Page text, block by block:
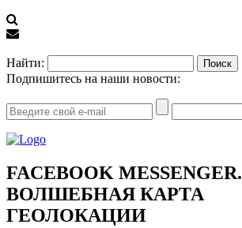
Найти:
Подпишитесь на наши новости:
FACEBOOK MESSENGER.
ВОЛШЕБНАЯ КАРТА
ГЕОЛОКАЦИИ